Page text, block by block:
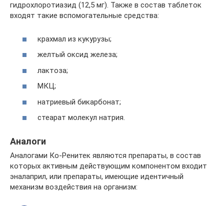
гидрохлоротиазид (12,5 мг). Также в состав таблеток
входят такие вспомогательные средства:
крахмал из кукурузы;
желтый оксид железа;
лактоза;
МКЦ;
натриевый бикарбонат;
стеарат молекул натрия.
Аналоги
Аналогами Ко-Ренитек являются препараты, в состав
которых активным действующим компонентом входит
эналаприл, или препараты, имеющие идентичный
механизм воздействия на организм: